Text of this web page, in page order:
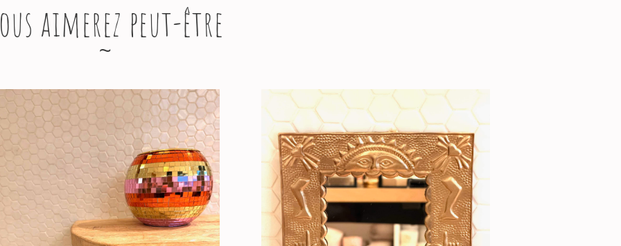
aimerez peut-être